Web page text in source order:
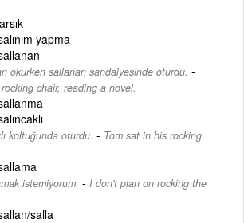
yapma
okurken sallanan sandalyesinde oturdu. -
chair, reading a novel.
koltuğunda oturdu. - Tom sat in his rocking
istemiyorum. - I don't plan on rocking the
salla